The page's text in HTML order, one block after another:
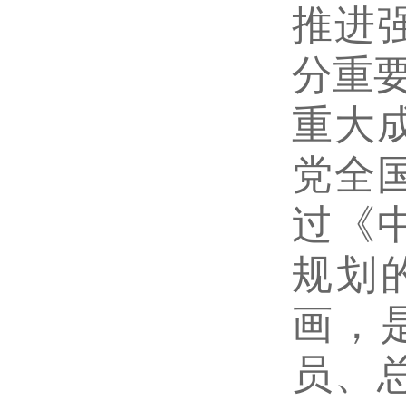
推进
分重
重大
党全
过《
规划
画，
员、